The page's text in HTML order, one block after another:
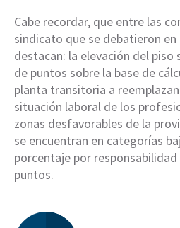
Cabe recordar, que entre las
sindicato que se debatieron
destacan: la elevación del piso
de puntos sobre la base de
planta transitoria a
situación laboral de los
zonas desfavorables de la
se encuentran en categorías
porcentaje por
puntos.